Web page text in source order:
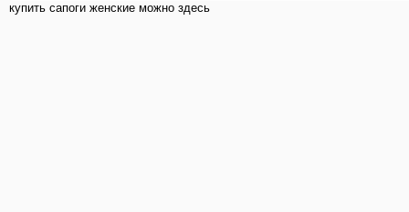
купить cапоги женские можно здесь